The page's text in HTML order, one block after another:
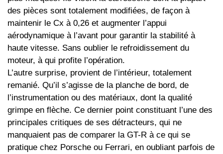
des pièces sont totalement modifiées, de façon à
maintenir le Cx à 0,26 et augmenter l’appui
aérodynamique à l’avant pour garantir la stabilité à
haute vitesse. Sans oublier le refroidissement du
moteur, à qui profite l’opération.
L’autre surprise, provient de l’intérieur, totalement
remanié. Qu’il s’agisse de la planche de bord, de
l’instrumentation ou des matériaux, dont la qualité
grimpe en flèche. Ce dernier point constituant l’une des
principales critiques de ses détracteurs, qui ne
manquaient pas de comparer la GT-R à ce qui se
pratique chez Porsche ou Ferrari, en oubliant parfois de